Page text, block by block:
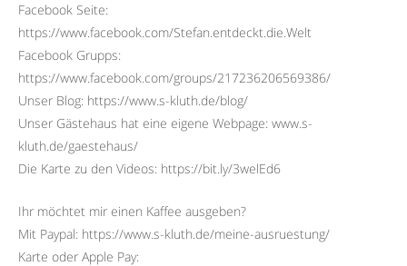
Facebook Seite:
https://www.facebook.com/Stefan.entdeckt.die.Welt
Facebook Grupps:
https://www.facebook.com/groups/217236206569386/
Unser Blog: https://www.s-kluth.de/blog/
Unser Gästehaus hat eine eigene Webpage: www.s-
kluth.de/gaestehaus/
Die Karte zu den Videos: https://bit.ly/3welEd6
Ihr möchtet mir einen Kaffee ausgeben?
Mit Paypal: https://www.s-kluth.de/meine-ausruestung/
Karte oder Apple Pay: